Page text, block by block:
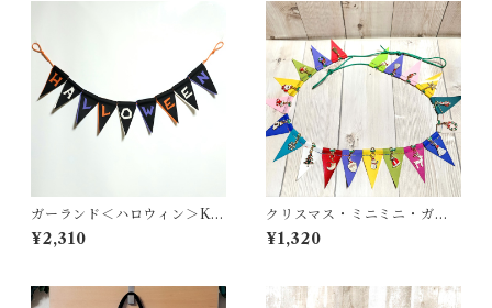
ガーランド＜ハロウィン＞K-
0467-Y
¥2,310
クリスマス・ミニミニ・ガー
ランド ＜K-0687＞
¥1,320